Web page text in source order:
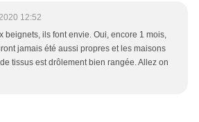
12:52
beignets, ils font envie. Oui, encore 1 mois,
jamais été aussi propres et les maisons
tissus est drôlement bien rangée. Allez on